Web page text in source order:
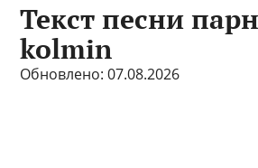
Текст песни
kolmin
Обновлено: 07.08.2026